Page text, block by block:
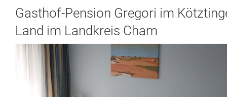
Gasthof-Pension Gregori im
Land im Landkreis Cham